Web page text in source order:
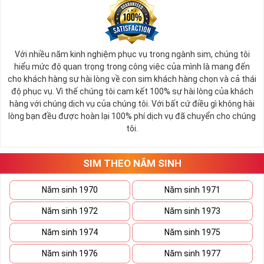
nhanh chóng thành công, tiến tới những vị trí cao nhất.
Ý Nghĩa Sim Đuôi 55555 – Sự Sinh Sôi Của Tài Lộc
Số 5 là sinh, khi năm số 5 đứng cạnh nhau nó tạo nênbộ ngũ quý
đem tới sự sinh sôi nhân năm, phát triển cực thịnh
cùng
hạnh phúc trường cửu
trong nhân gian – Đó là miền khát vọng
của toàn nhân loại con người.
Khi năm số 5 đứng cạnh nhau nó như đại diện cho trời đất, vũ trụ,
Với nhiều năm kinh nghiệm phục vụ trong ngành sim, chúng tôi
hiểu mức độ quan trọng trong công việc của mình là mang đến
cho khách hàng sự hài lòng về con sim khách hàng chọn và cả thái
độ phục vụ. Vì thế chúng tôi cam kết 100% sự hài lòng của khách
hàng với chúng dịch vụ của chúng tôi. Với bất cứ điều gì không hài
lòng bạn đều được hoàn lại 100% phí dịch vụ đã chuyển cho chúng
tôi.
SIM THEO NĂM SINH
Năm sinh 1970 Năm sinh 1971
Năm sinh 1972 Năm sinh 1973
Năm sinh 1974 Năm sinh 1975
Năm sinh 1976 Năm sinh 1977